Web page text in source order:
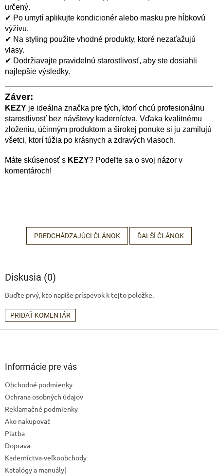
určený.
✔ Po umytí aplikujte kondicionér alebo masku pre hĺbkovú
výživu.
✔ Na styling použite vhodné produkty, ktoré nezaťažujú
vlasy.
✔ Dodržiavajte pravidelnú starostlivosť, aby ste dosiahli
najlepšie výsledky.
Záver:
KEZY je ideálna značka pre tých, ktorí chcú profesionálnu
starostlivosť bez návštevy kaderníctva. Vďaka kvalitnému
zloženiu, účinným produktom a širokej ponuke si ju zamilujú
všetci, ktorí túžia po krásnych a zdravých vlasoch.
Máte skúsenosť s KEZY? Podeľte sa o svoj názor v
komentároch!
PREDCHÁDZAJÚCI ČLÁNOK ĎALŠÍ ČLÁNOK
Diskusia (0)
Buďte prvý, kto napíše príspevok k tejto položke.
PRIDAŤ KOMENTÁR
Informácie pre vás
Obchodné podmienky
Ochrana osobných údajov
Reklamačné podmienky
Ako nakupovať
Platba
Doprava
Kaderníctva-veľkoobchody
Katalógy a manuály|